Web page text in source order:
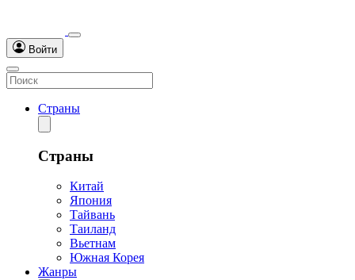
Войти
Страны
Страны
Китай
Япония
Тайвань
Таиланд
Вьетнам
Южная Корея
Жанры